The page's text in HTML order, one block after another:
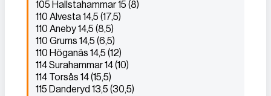
105 Hallstahammar 15 (8)
110 Alvesta 14,5 (17,5)
110 Aneby 14,5 (8,5)
110 Grums 14,5 (6,5)
110 Höganäs 14,5 (12)
114 Surahammar 14 (10)
114 Torsås 14 (15,5)
115 Danderyd 13,5 (30,5)